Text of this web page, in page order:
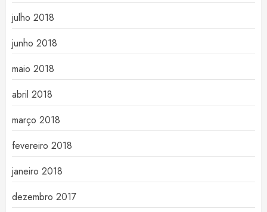
julho 2018
junho 2018
maio 2018
abril 2018
março 2018
fevereiro 2018
janeiro 2018
dezembro 2017